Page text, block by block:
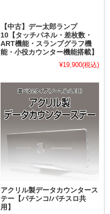
【中古】デー太郎ランプ
10【タッチパネル・差枚数・
ART機能・スランプグラフ機
能・小役カウンター機能搭載】
¥19,900(税込)
アクリル製データカウンタース
テー【パチンコ/パチスロ共
用】